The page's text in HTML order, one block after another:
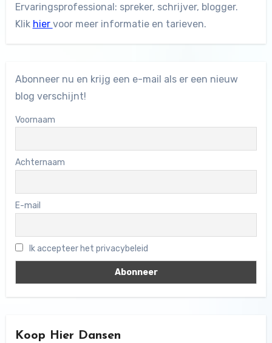
Ervaringsprofessional: spreker, schrijver, blogger.
Klik hier voor meer informatie en tarieven.
Abonneer nu en krijg een e-mail als er een nieuw
blog verschijnt!
Voornaam
Achternaam
E-mail
Ik accepteer het privacybeleid
Koop Hier Dansen